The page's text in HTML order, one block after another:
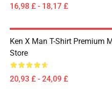
16,98 £ - 18,17 £
Ken X Man T-Shirt Premium
Store
20,93 £ - 24,09 £